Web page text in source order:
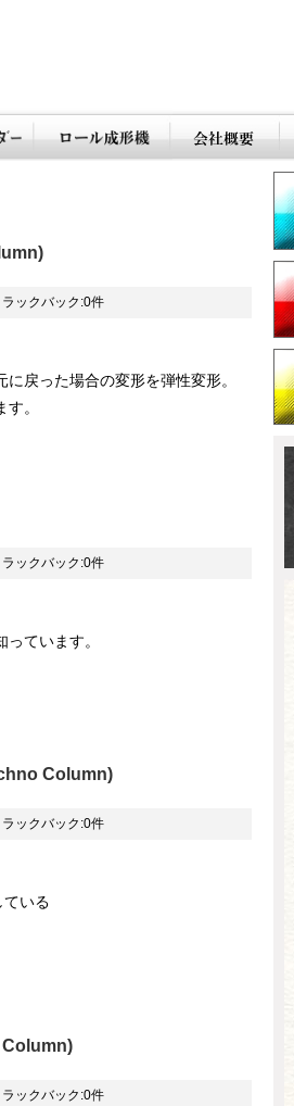
ラックバック:0件
戻った場合の変形を弾性変形。
。
ラックバック:0件
ています。
Column)
ラックバック:0件
いる
Column)
ラックバック:0件